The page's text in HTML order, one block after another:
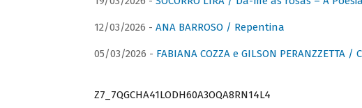
12/03/2026 - ANA BARROSO / Repentina
05/03/2026 - FABIANA COZZA e GILSON PERANZZETTA /
Z7_7QGCHA41LODH60A3OQA8RN14L4